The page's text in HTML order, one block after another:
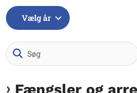
Vælg år
Fængsler og